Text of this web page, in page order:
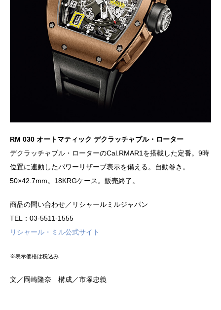
RM 030 オートマティック デクラッチャブル・ローター
デクラッチャブル・ローターのCal.RMAR1を搭載した定番。9時
位置に連動したパワーリザーブ表示を備える。自動巻き。
50×42.7mm。18KRGケース。販売終了。
商品の問い合わせ／リシャールミルジャパン
TEL：03-5511-1555
リシャール・ミル公式サイト
※表示価格は税込み
文／岡崎隆奈 構成／市塚忠義